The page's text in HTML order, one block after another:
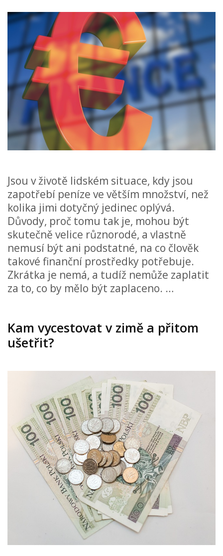
Jsou v životě lidském situace, kdy jsou
zapotřebí peníze ve větším množství, než
kolika jimi dotyčný jedinec oplývá.
Důvody, proč tomu tak je, mohou být
skutečně velice různorodé, a vlastně
nemusí být ani podstatné, na co člověk
takové finanční prostředky potřebuje.
Zkrátka je nemá, a tudíž nemůže zaplatit
za to, co by mělo být zaplaceno. …
Kam vycestovat v zimě a přitom
ušetřit?